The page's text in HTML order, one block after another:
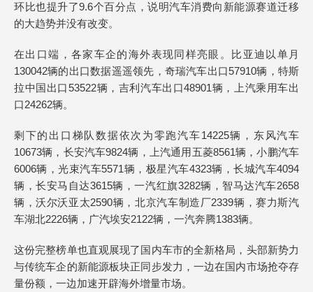
环比也提升了9.6个百分点，说明汽车消费向新能源赛道迁移
的大趋势并没有改变。
在出口端，各家车企的海外表现同样亮眼。比亚迪以单月
130042辆的出口数据遥遥领先，奇瑞汽车出口57910辆，特斯
拉中国出口53522辆，吉利汽车出口48901辆，上汽乘用车出
口24262辆。
剩下的出口梯队数据依次为零跑汽车14225辆，东风汽车
10673辆，长安汽车9824辆，上汽通用五菱8561辆，小鹏汽车
6006辆，光束汽车5571辆，极星汽车4323辆，长城汽车4094
辆，长安马自达3615辆，一汽红旗3282辆，智马达汽车2658
辆，沃尔沃亚太2590辆，北京汽车制造厂2339辆，赛力斯汽
车湖北2226辆，广汽埃安2122辆，一汽奔腾1383辆。
这份完整榜单也直观展现了国内车市的全新格局，头部新势力
与传统车企的新能源板块正同步发力，一边在国内市场抢夺存
量份额，一边加速开辟海外增量市场。